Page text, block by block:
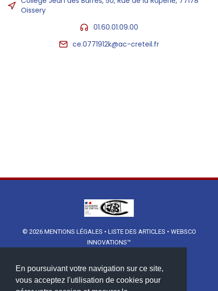
En poursuivant votre navigation sur ce site,
vous acceptez l'utilisation de cookies pour
Oissery
01.60.01.09.00
ce.0771912k@ac-creteil.fr
© 2026 MENTIONS LÉGALES • LISTE DES ARTICLES • WEBSCO
INNOVATIONS™